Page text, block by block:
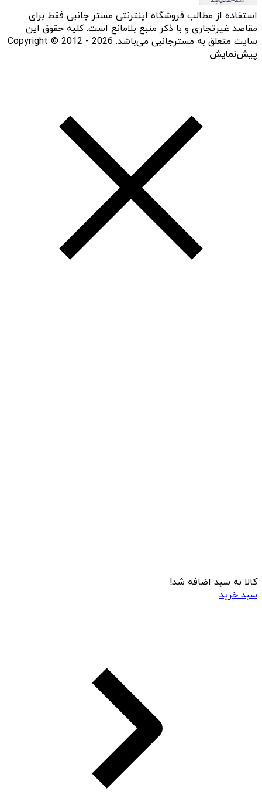
استفاده از مطالب فروشگاه اینترنتی مستر جانبی فقط برای
مقاصد غیرتجاری و با ذکر منبع بلامانع است. کلیه حقوق این
سایت متعلق به مسترجانبی می‌باشد. Copyright © 2012 - 2026
پیش‌نمایش
کالا به سبد اضافه شد!
سبد خرید